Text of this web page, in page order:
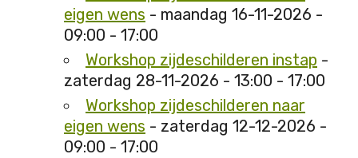
eigen wens - maandag 16-11-2026 -
09:00 - 17:00
Workshop zijdeschilderen instap -
zaterdag 28-11-2026 - 13:00 - 17:00
Workshop zijdeschilderen naar
eigen wens - zaterdag 12-12-2026 -
09:00 - 17:00